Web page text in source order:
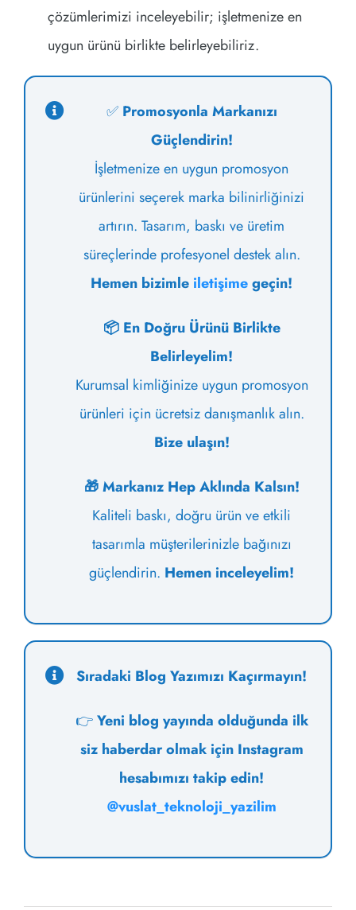
çözümlerimizi inceleyebilir; işletmenize en
uygun ürünü birlikte belirleyebiliriz.
✅ Promosyonla Markanızı
Güçlendirin!
İşletmenize en uygun promosyon
ürünlerini seçerek marka bilinirliğinizi
artırın. Tasarım, baskı ve üretim
süreçlerinde profesyonel destek alın.
Hemen bizimle iletişimegeçin!
📦 En Doğru Ürünü Birlikte
Belirleyelim!
Kurumsal kimliğinize uygun promosyon
ürünleri için ücretsiz danışmanlık alın.
Bize ulaşın!
🎁 Markanız Hep Aklında Kalsın!
Kaliteli baskı, doğru ürün ve etkili
tasarımla müşterilerinizle bağınızı
güçlendirin. Hemen inceleyelim!
Sıradaki Blog Yazımızı Kaçırmayın!
👉Yeni blog yayında olduğunda ilk
siz haberdar olmak için Instagram
hesabımızı takip edin!
@vuslat_teknoloji_yazilim